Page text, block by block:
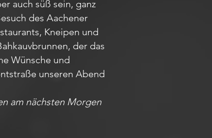
auch süß sein, ganz
des Aachener
Kneipen und
der das
Wünsche und
unseren Abend
am nächsten Morgen